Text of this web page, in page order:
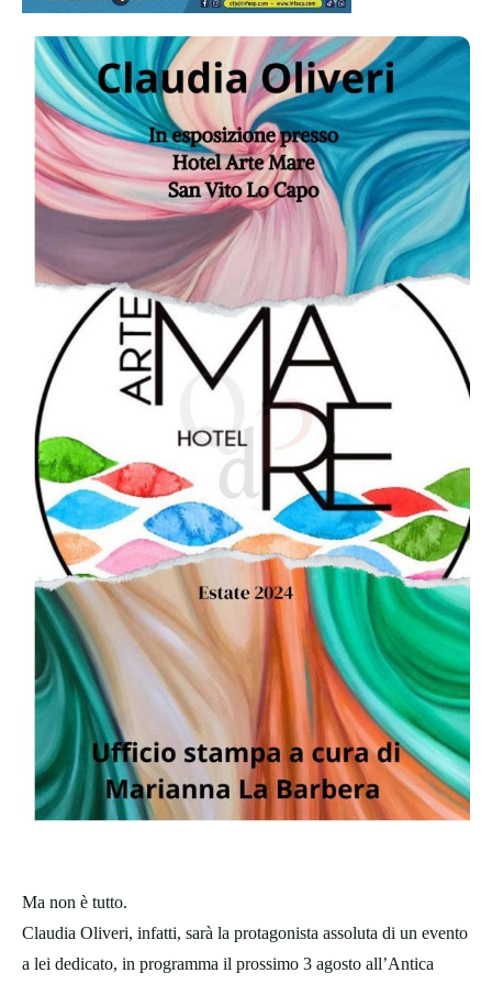
Ma non è tutto.
Claudia Oliveri, infatti, sarà la protagonista assoluta di un evento
a lei dedicato, in programma il prossimo 3 agosto all’Antica